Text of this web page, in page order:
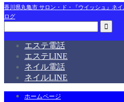
香川県丸亀市 サロン・ド・『ウイッシュ』ネ
ログ
エステ電話
エステLINE
ネイル電話
ネイルLINE
ホームページ